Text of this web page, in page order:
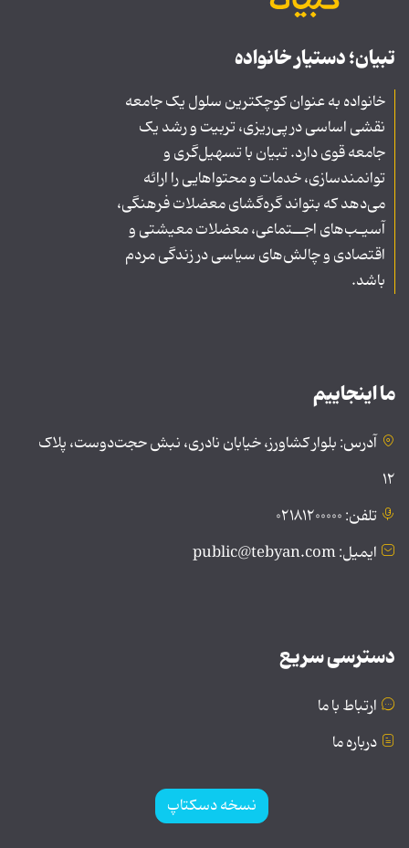
تبیان؛ دستیار خانواده
خانواده به عنوان کوچکترین سلول یک جامعه
نقشی اساسی در پی‌ریزی، تربیت و رشد یک
جامعه قوی دارد. تبیان با تسهیل‌گری و
توانمندسازی، خدمات و محتواهایی را ارائه
می‌دهد که بتواند گره‌گشای معضلات فرهنگی،
آسیـب‌های اجــتماعی، معضلات معیشتی و
اقتصادی و چالش‌های سیاسی در زندگی مردم
باشد.
ما اینجاییم
آدرس: بلوار کشاورز، خیابان نادری، نبش حجت‌دوست، پلاک
۱۲
تلفن: ۰۲۱۸۱۲۰۰۰۰۰
ایمیل: public@tebyan.com
دسترسی سریع
ارتباط با ما
درباره ما
نسخه دسکتاپ